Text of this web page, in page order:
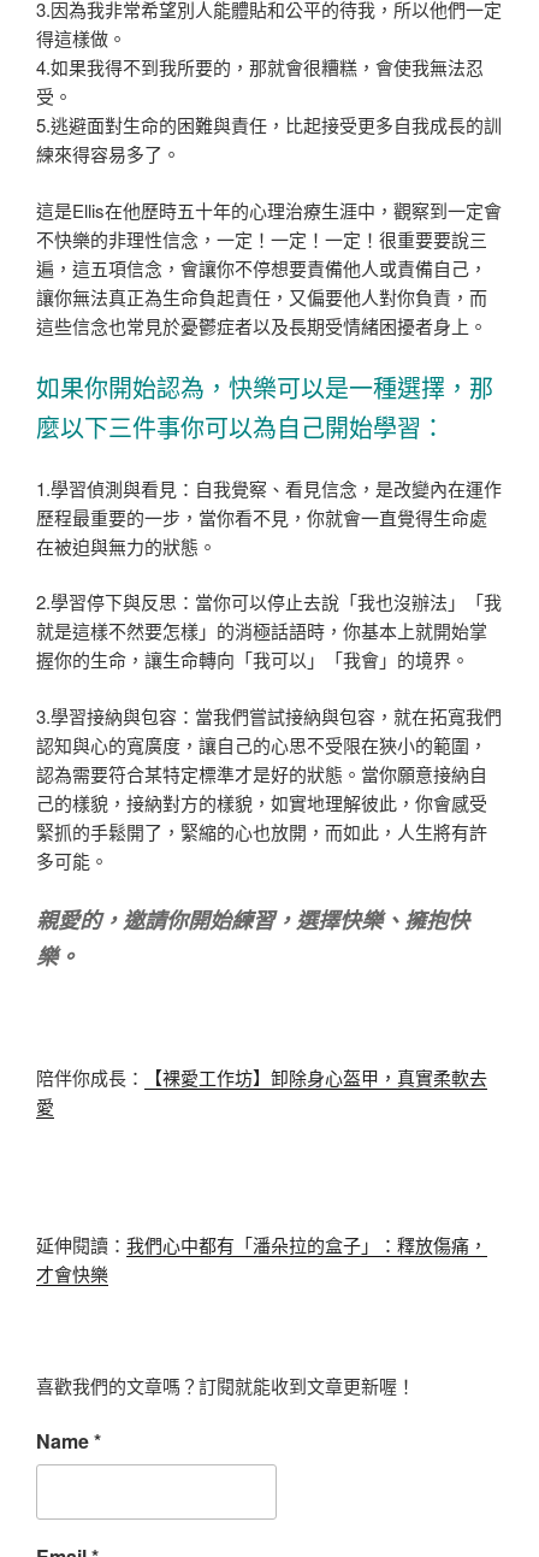
3.因為我非常希望別人能體貼和公平的待我，所以他們一定
得這樣做。
4.如果我得不到我所要的，那就會很糟糕，會使我無法忍
受。
5.逃避面對生命的困難與責任，比起接受更多自我成長的訓
練來得容易多了。
這是Ellis在他歷時五十年的心理治療生涯中，觀察到一定會
不快樂的非理性信念，一定！一定！一定！很重要要說三
遍，這五項信念，會讓你不停想要責備他人或責備自己，
讓你無法真正為生命負起責任，又偏要他人對你負責，而
這些信念也常見於憂鬱症者以及長期受情緒困擾者身上。
如果你開始認為，快樂可以是一種選擇，那
麼以下三件事你可以為自己開始學習：
1.學習偵測與看見：自我覺察、看見信念，是改變內在運作
歷程最重要的一步，當你看不見，你就會一直覺得生命處
在被迫與無力的狀態。
2.學習停下與反思：當你可以停止去說「我也沒辦法」「我
就是這樣不然要怎樣」的消極話語時，你基本上就開始掌
握你的生命，讓生命轉向「我可以」「我會」的境界。
3.學習接納與包容：當我們嘗試接納與包容，就在拓寬我們
認知與心的寬廣度，讓自己的心思不受限在狹小的範圍，
認為需要符合某特定標準才是好的狀態。當你願意接納自
己的樣貌，接納對方的樣貌，如實地理解彼此，你會感受
緊抓的手鬆開了，緊縮的心也放開，而如此，人生將有許
多可能。
親愛的，邀請你開始練習，選擇快樂、擁抱快
樂。
陪伴你成長：
【裸愛工作坊】卸除身心盔甲，真實柔軟去
愛
延伸閱讀： 我們心中都有「潘朵拉的盒子」：釋放傷痛，
才會快樂
喜歡我們的文章嗎？訂閱就能收到文章更新喔！
Name*